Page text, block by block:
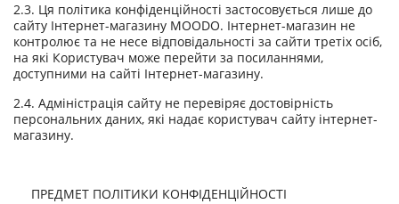
2.3. Ця політика конфіденційності застосовується лише до
сайту Інтернет-магазину MOODO. Інтернет-магазин не
контролює та не несе відповідальності за сайти третіх осіб,
на які Користувач може перейти за посиланнями,
доступними на сайті Інтернет-магазину.
2.4. Адміністрація сайту не перевіряє достовірність
персональних даних, які надає користувач сайту інтернет-
магазину.
ПРЕДМЕТ ПОЛІТИКИ КОНФІДЕНЦІЙНОСТІ